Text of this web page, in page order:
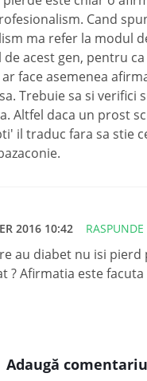
Cand
ma refer la modul
acest gen, pentru
face asemenea
Trebuie sa si verifici
Altfel daca un prost
il traduc fara sa stie
2016 10:42 RASPUNDE
au diabet nu isi pierd
? Afirmatia este
Adaugă